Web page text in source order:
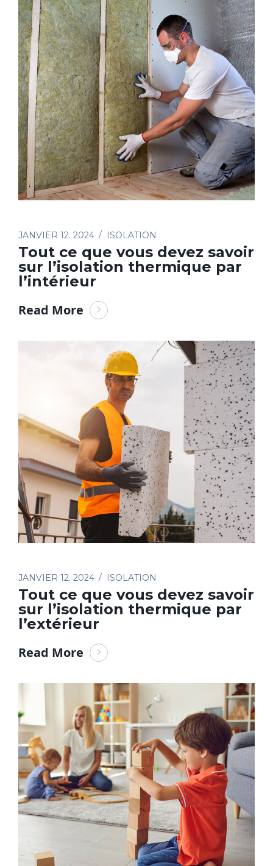
JANVIER 12. 2024 ISOLATION
Tout ce que vous devez savoir
sur l’isolation thermique par
l’intérieur
Read More
JANVIER 12. 2024 ISOLATION
Tout ce que vous devez savoir
sur l’isolation thermique par
l’extérieur
Read More